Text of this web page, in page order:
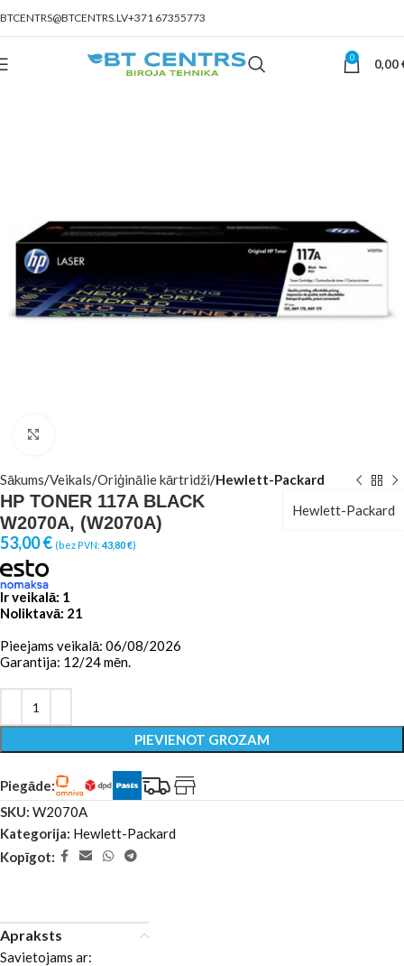
BTCENTRS@BTCENTRS.LV+371 67355773
0 0,00
Sākums Veikals Oriģinālie kārtridži Hewlett-Packard
HP TONER 117A BLACK
W2070A, (W2070A)
Hewlett-Packard
53,00€ (bez PVN: 43,80€)
Ir veikalā: 1
Noliktavā: 21
Pieejams veikalā: 06/08/2026
Garantija: 12/24 mēn.
PIEVIENOT GROZAM
Piegāde:
SKU: W2070A
Kategorija: Hewlett-Packard
Kopīgot:
Apraksts
Savietojams ar: